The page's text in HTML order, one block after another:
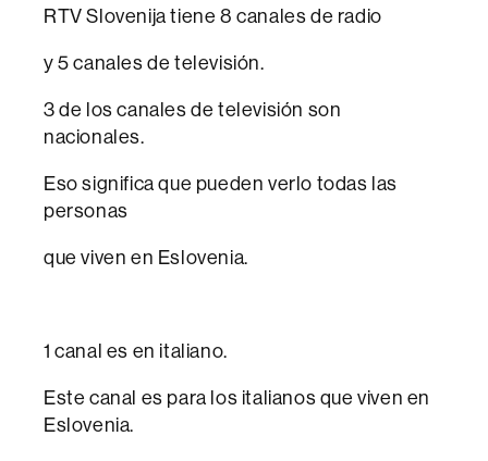
RTV Slovenija tiene 8 canales de radio
y 5 canales de televisión.
3 de los canales de televisión son
nacionales.
Eso significa que pueden verlo todas las
personas
que viven en Eslovenia.
1 canal es en italiano.
Este canal es para los italianos que viven en
Eslovenia.